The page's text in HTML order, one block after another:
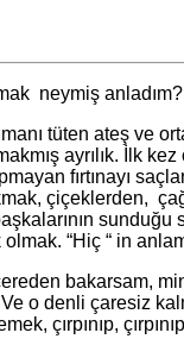
neymiş anladım?
ateş ve
ayrılık. İlk
fırtınayı
çiçeklerden,
“Hiç “ in anlam
bakarsam, minik
Ve o denli çaresiz
çırpınıp,